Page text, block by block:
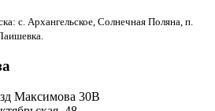
с. Архангельское, Солнечная Поляна, п.
Максимова 30В